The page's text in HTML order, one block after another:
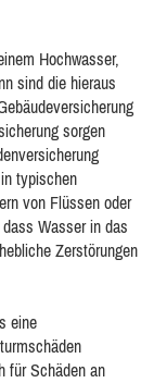
Hochwasser,
sind die hieraus
sorgen
typischen
von Flüssen oder
Wasser in das
Zerstörungen
eine
für Schäden an